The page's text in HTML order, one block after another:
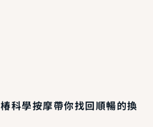
科學按摩帶你找回順暢的換